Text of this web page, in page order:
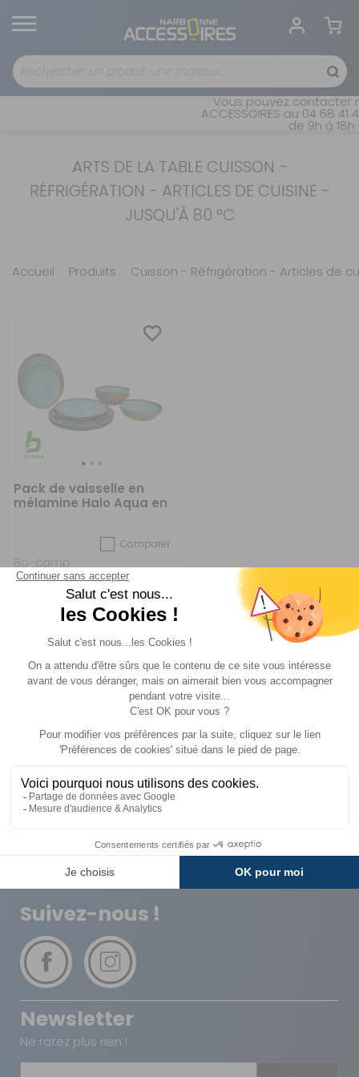
Vous pouvez contacter
ACCESSOIRES au 04 68
de 9h à
ARTS DE LA TABLE CUISSON -
RÉFRIGÉRATION - ARTICLES DE CUISINE -
JUSQU'À 80 °C
Accueil Produits Cuisson - Réfrigération - Articles de
Pack de vaisselle en
mélamine Halo Aqua en
Comparer
Bo-camp
Réf : 084513 EN STOCK
ACHETER 62,95 €
Livraison
Expédié sous 72h
Paiements
Avantages Paiement
Plusieurs fois
Suivez-nous !
Newsletter
Ne ratez plus rien !